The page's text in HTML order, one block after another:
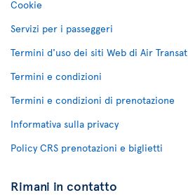
Cookie
Servizi per i passeggeri
Termini d'uso dei siti Web di Air Transat
Termini e condizioni
Termini e condizioni di prenotazione
Informativa sulla privacy
Policy CRS prenotazioni e biglietti
Rimani in contatto